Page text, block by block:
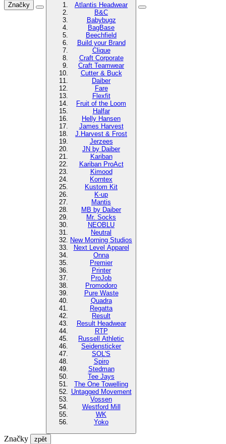
Značky
Atlantis Headwear
B&C
Babybugz
BagBase
Beechfield
Build your Brand
Clique
Craft Corporate
Craft Teamwear
Cutter & Buck
Daiber
Fare
Flexfit
Fruit of the Loom
Halfar
Helly Hansen
James Harvest
J.Harvest & Frost
Jerzees
JN by Daiber
Kariban
Kariban ProAct
Kimood
Korntex
Kustom Kit
K-up
Mantis
MB by Daiber
Mr. Socks
NEOBLU
Neutral
New Morning Studios
Next Level Apparel
Onna
Premier
Printer
ProJob
Promodoro
Pure Waste
Quadra
Regatta
Result
Result Headwear
RTP
Russell Athletic
Seidensticker
SOL'S
Spiro
Stedman
Tee Jays
The One Towelling
Untagged Movement
Vossen
Westford Mill
WK
Yoko
Značky zpět